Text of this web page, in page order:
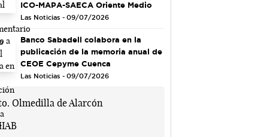
ICO-MAPA-SAECA Oriente Medio
Las Noticias - 09/07/2026
Banco Sabadell colabora en la
publicación de la memoria anual de
CEOE Cepyme Cuenca
Las Noticias - 09/07/2026